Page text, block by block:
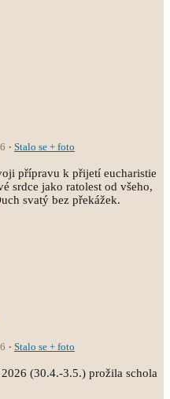
Stalo se + foto
přípravu k přijetí eucharistie
srdce jako ratolest od všeho,
svatý bez překážek.
Stalo se + foto
(30.4.-3.5.) prožila schola